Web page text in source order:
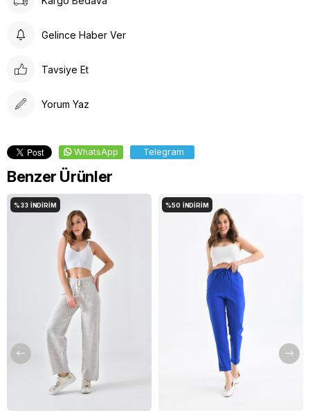
Gelince Haber Ver
Tavsiye Et
Yorum Yaz
WhatsApp Telegram
Benzer Ürünler
%33 İNDIRIM %50 İNDIRIM